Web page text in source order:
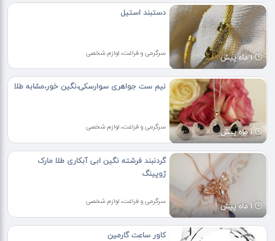
1 ماه پیش
دستبند استیل
سرگرمی و فراغت، لوازم شخصی
1 ماه پیش
نیم ست جواهری سوارسکی،نگین خور،مشابه طلا
سرگرمی و فراغت، لوازم شخصی
1 ماه پیش
گردنبند فرشته نگین ابی آبکاری طلا مارک
ژوپینگ
سرگرمی و فراغت، لوازم شخصی
کاور ساعت گارمین